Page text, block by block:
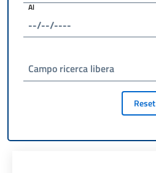
Al
Campo ricerca libera
Reset